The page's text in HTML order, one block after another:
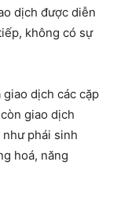
dịch được diễn
không có sự
dịch các cặp
giao dịch
phái sinh
hoá, năng